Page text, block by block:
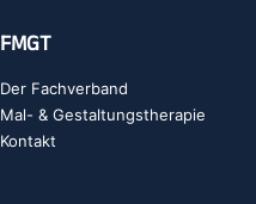
FMGT
Der Fachverband
Mal- & Gestaltungstherapie
Kontakt